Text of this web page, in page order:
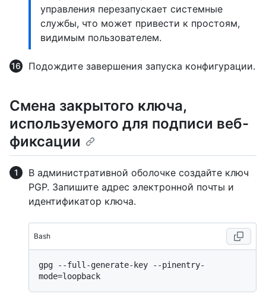
управления перезапускает системные
службы, что может привести к простоям,
видимым пользователем.
Подождите завершения запуска конфигурации.
Смена закрытого ключа,
используемого для подписи веб-
фиксации
В административной оболочке создайте ключ
PGP. Запишите адрес электронной почты и
идентификатор ключа.
Bash
gpg --full-generate-key --pinentry-